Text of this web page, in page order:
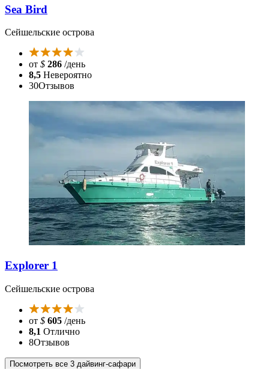
Sea Bird
Сейшельские острова
от $ 286 /день
8,5 Невероятно
30Отзывов
Explorer 1
Сейшельские острова
от $ 605 /день
8,1 Отлично
8Отзывов
Посмотреть все 3 дайвинг-сафари